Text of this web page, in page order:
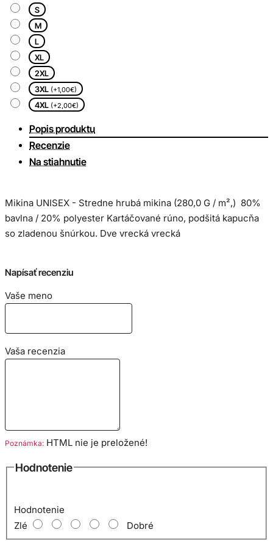
S
M
L
XL
2XL
3XL (+1,00€)
4XL (+2,00€)
Popis produktu
Recenzie
Na stiahnutie
Mikina UNISEX - Stredne hrubá mikina (280,0 G / m²,) 80%
bavlna / 20% polyester Kartáčované rúno, podšitá kapucňa
so zladenou šnúrkou. Dve vrecká vrecká
Veľkostná tabuľka v cm:
Napísať recenziu
Vaše meno
Vaša recenzia
Poznámka: HTML nie je preložené!
Hodnotenie
Hodnotenie
Zlé
Dobré